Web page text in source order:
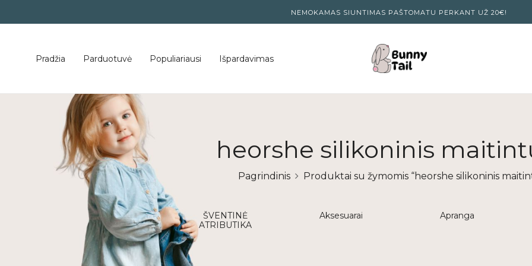
NEMOKAMAS SIUNTIMAS PAŠTOMATU PERKANT UŽ 20€!
Pradžia Parduotuvė Populiariausi Išpardavimas
heorshe silikoninis
Pagrindinis Produktai su žymomis “heorshe silikoninis
Vasaros kolekcija
ŠVENTINĖ
ATRIBUTIKA
Aksesuarai Apranga